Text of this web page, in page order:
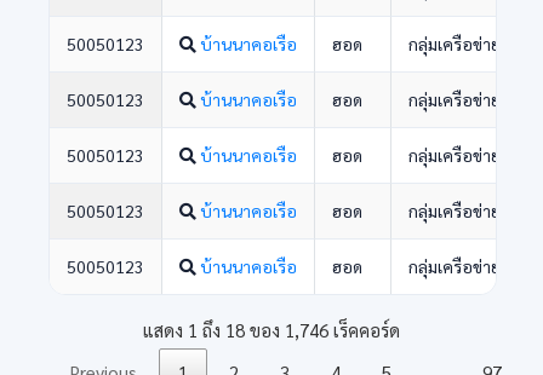
50050123 บ้านนาคอเรือ ฮอด กลุ่มเครือข่ายพัฒน
50050123 บ้านนาคอเรือ ฮอด กลุ่มเครือข่ายพัฒน
50050123 บ้านนาคอเรือ ฮอด กลุ่มเครือข่ายพัฒน
50050123 บ้านนาคอเรือ ฮอด กลุ่มเครือข่ายพัฒน
50050123 บ้านนาคอเรือ ฮอด กลุ่มเครือข่ายพัฒน
แสดง 1 ถึง 18 ของ 1,746 เร็คคอร์ด